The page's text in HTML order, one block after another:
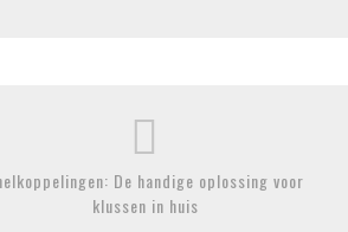
De handige oplossing voor
klussen in huis